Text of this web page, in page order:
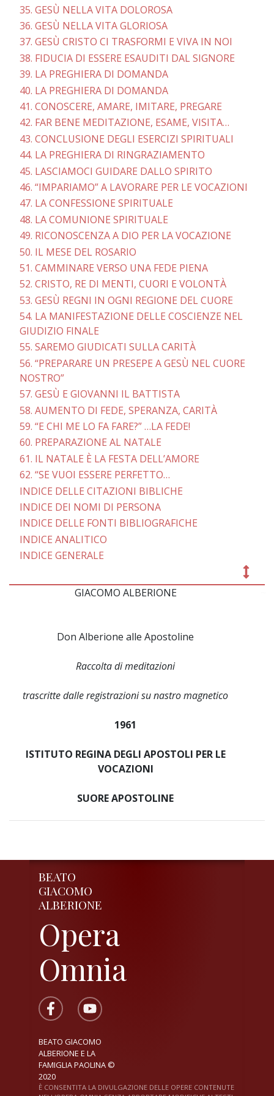
35. GESÙ NELLA VITA DOLOROSA
36. GESÙ NELLA VITA GLORIOSA
37. GESÙ CRISTO CI TRASFORMI E VIVA IN NOI
38. FIDUCIA DI ESSERE ESAUDITI DAL SIGNORE
39. LA PREGHIERA DI DOMANDA
40. LA PREGHIERA DI DOMANDA
41. CONOSCERE, AMARE, IMITARE, PREGARE
42. FAR BENE MEDITAZIONE, ESAME, VISITA…
43. CONCLUSIONE DEGLI ESERCIZI SPIRITUALI
44. LA PREGHIERA DI RINGRAZIAMENTO
45. LASCIAMOCI GUIDARE DALLO SPIRITO
46. “IMPARIAMO” A LAVORARE PER LE VOCAZIONI
47. LA CONFESSIONE SPIRITUALE
48. LA COMUNIONE SPIRITUALE
49. RICONOSCENZA A DIO PER LA VOCAZIONE
50. IL MESE DEL ROSARIO
51. CAMMINARE VERSO UNA FEDE PIENA
52. CRISTO, RE DI MENTI, CUORI E VOLONTÀ
53. GESÙ REGNI IN OGNI REGIONE DEL CUORE
54. LA MANIFESTAZIONE DELLE COSCIENZE NEL
GIUDIZIO FINALE
55. SAREMO GIUDICATI SULLA CARITÀ
56. “PREPARARE UN PRESEPE A GESÙ NEL CUORE
NOSTRO”
57. GESÙ E GIOVANNI IL BATTISTA
58. AUMENTO DI FEDE, SPERANZA, CARITÀ
59. “E CHI ME LO FA FARE?” …LA FEDE!
60. PREPARAZIONE AL NATALE
61. IL NATALE È LA FESTA DELL’AMORE
62. “SE VUOI ESSERE PERFETTO…
INDICE DELLE CITAZIONI BIBLICHE
INDICE DEI NOMI DI PERSONA
INDICE DELLE FONTI BIBLIOGRAFICHE
INDICE ANALITICO
INDICE GENERALE
GIACOMO ALBERIONE
Don Alberione alle Apostoline
Raccolta di meditazioni
trascritte dalle registrazioni su nastro magnetico
1961
ISTITUTO REGINA DEGLI APOSTOLI PER LE
VOCAZIONI
SUORE APOSTOLINE
BEATO
GIACOMO
ALBERIONE
Opera
Omnia
BEATO GIACOMO
ALBERIONE E LA
FAMIGLIA PAOLINA ©
2020
È CONSENTITA LA DIVULGAZIONE DELLE OPERE CONTENUTE